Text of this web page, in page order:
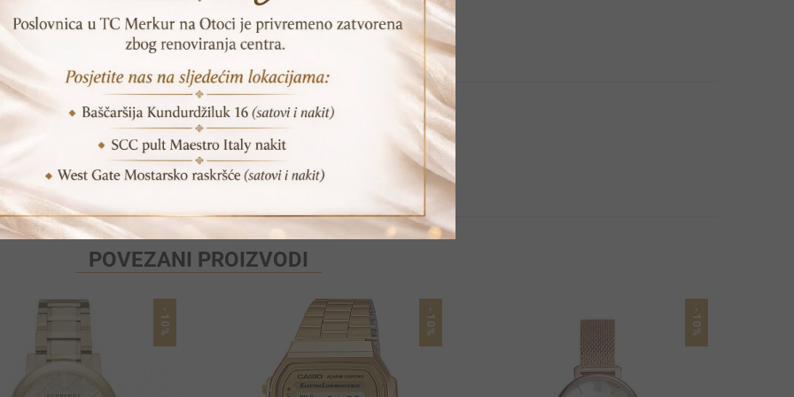
Pošalji prijatelju
POVEZANI PROIZVODI
-10% -10% -10%